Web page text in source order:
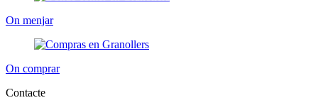
On menjar
On comprar
Contacte